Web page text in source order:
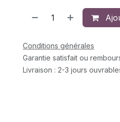
Conditions générales
Garantie satisfait ou
Livraison : 2-3 jours